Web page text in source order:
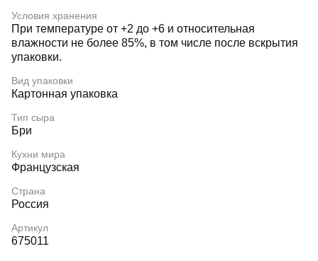
Условия хранения
При температуре от +2 до +6 и относительная
влажности не более 85%, в том числе после вскрытия
упаковки.
Вид упаковки
Картонная упаковка
Тип сыра
Бри
Кухни мира
Французская
Страна
Россия
Артикул
675011